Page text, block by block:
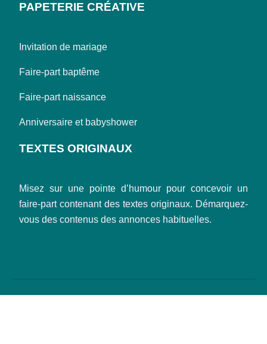
PAPETERIE CRÉATIVE
Invitation de mariage
Faire-part baptême
Faire-part naissance
Anniversaire et babyshower
TEXTES ORIGINAUX
Misez sur une pointe d’humour pour concevoir un
faire-part contenant des textes originaux. Démarquez-
vous des contenus des annonces habituelles.